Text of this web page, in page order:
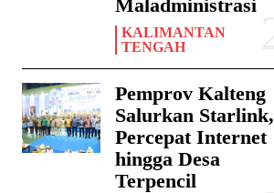
Maladministrasi
KALIMANTAN
TENGAH
Pemprov Kalteng
Salurkan Starlink,
Percepat Internet
hingga Desa
Terpencil